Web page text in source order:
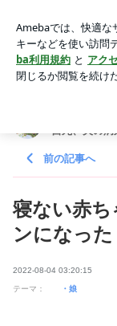
フィシャルブログ
ed by Ameba
アプリをダウンロ
ょう。
自死、夫の病
前の記事へ
寝ない赤
ンになった
2022-08-04 03:20:15
テーマ： ・娘